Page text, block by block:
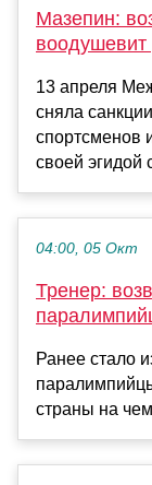
Мазепин:
воодушевит
13 апреля
сняла
спортсменов
своей эгидой
04:00, 05 Окт
Тренер:
Ранее стало
страны на